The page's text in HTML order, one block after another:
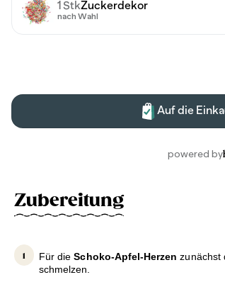
Zubereitung
Für dieSchoko-Apfel-Herzen zunächst
schmelzen.